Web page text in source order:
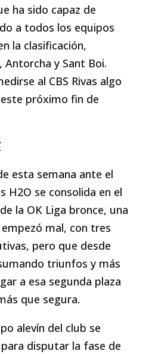
ha sido capaz de
a todos los equipos
la clasificación,
Antorcha y Sant Boi.
al CBS Rivas algo
próximo fin de
esta semana ante el
H2O se consolida en el
la OK Liga bronce, una
mal, con tres
pero que desde
triunfos y más
a esa segunda plaza
que segura.
alevín del club se
disputar la fase de